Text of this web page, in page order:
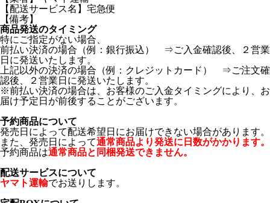
【配送サービス名】宅急便
【備考】
商品発送のタイミング
特にご指定がない場合、
前払い決済の場合（例：銀行振込） ⇒ご入金確認後、２営業
日に発送いたします。
上記以外の決済の場合（例：クレジットカード） ⇒ご注文確
認後、２営業日に発送いたします。
※前払い決済の場合は、お客様のご入金タイミングにより、お
届け予定日が前後することがございます。
予約商品について
発売日によって配送希望日にお届けできない場合があります。
また、発売日によって通常商品より発送に日数がかかります。
予約商品は通常商品と同梱発送できません。
配送サービスについて
ヤマト運輸でお送りします。